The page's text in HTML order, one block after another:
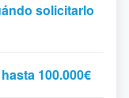
solicitarlo
100.000€